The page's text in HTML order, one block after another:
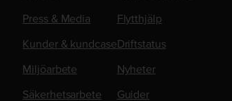
Press & Media
Kunder & kundcase
Miljöarbete
Säkerhetsarbete
Flytthjälp
Driftstatus
Nyheter
Guider